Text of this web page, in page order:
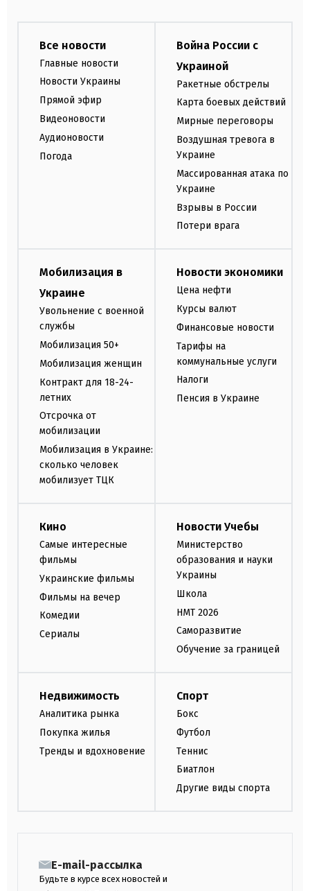
Все новости
Главные новости
Новости Украины
Прямой эфир
Видеоновости
Аудионовости
Погода
Война России с
Украиной
Ракетные обстрелы
Карта боевых действий
Мирные переговоры
Воздушная тревога в
Украине
Массированная атака по
Украине
Взрывы в России
Потери врага
Мобилизация в
Украине
Увольнение с военной
службы
Мобилизация 50+
Мобилизация женщин
Контракт для 18-24-
летних
Отсрочка от
мобилизации
Мобилизация в Украине:
сколько человек
мобилизует ТЦК
Новости экономики
Цена нефти
Курсы валют
Финансовые новости
Тарифы на
коммунальные услуги
Налоги
Пенсия в Украине
Кино
Самые интересные
фильмы
Украинские фильмы
Фильмы на вечер
Комедии
Сериалы
Новости Учебы
Министерство
образования и науки
Украины
Школа
НМТ 2026
Саморазвитие
Обучение за границей
Недвижимость
Аналитика рынка
Покупка жилья
Тренды и вдохновение
Спорт
Бокс
Футбол
Теннис
Биатлон
Другие виды спорта
E-mail-рассылка
Будьте в курсе всех новостей и